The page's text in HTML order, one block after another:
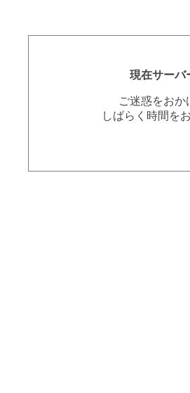
現在サーバ
ご迷惑をおか
しばらく時間を